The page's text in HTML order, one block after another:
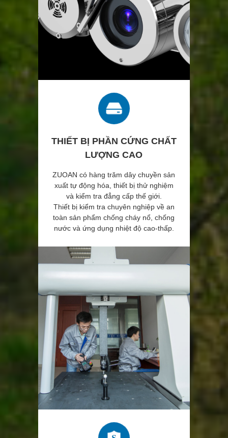
THIẾT BỊ PHẦN CỨNG CHẤT
LƯỢNG CAO
ZUOAN có hàng trăm dây chuyền sản
xuất tự động hóa, thiết bị thử nghiệm
và kiểm tra đẳng cấp thế giới.
Thiết bị kiểm tra chuyên nghiệp về an
toàn sản phẩm chống cháy nổ, chống
nước và ứng dụng nhiệt độ cao-thấp.